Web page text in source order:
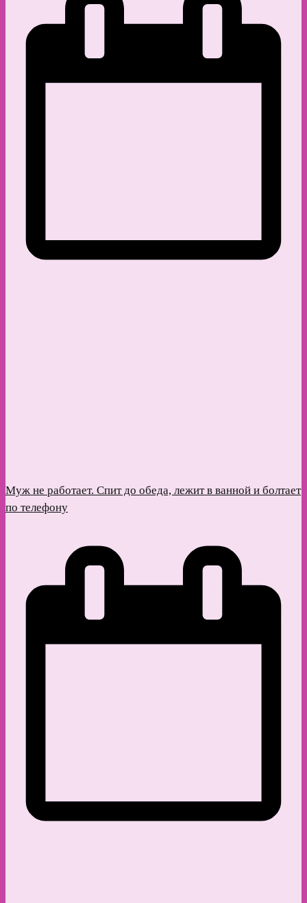
Муж не работает. Спит до обеда, лежит в ванной и болтает
по телефону